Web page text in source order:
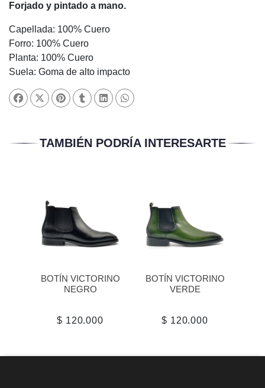
Forjado y pintado a mano.
Capellada: 100% Cuero
Forro: 100% Cuero
Planta: 100% Cuero
Suela: Goma de alto impacto
TAMBIÉN PODRÍA INTERESARTE
BOTÍN VICTORINO
NEGRO
$ 120.000
BOTÍN VICTORINO
VERDE
$ 120.000